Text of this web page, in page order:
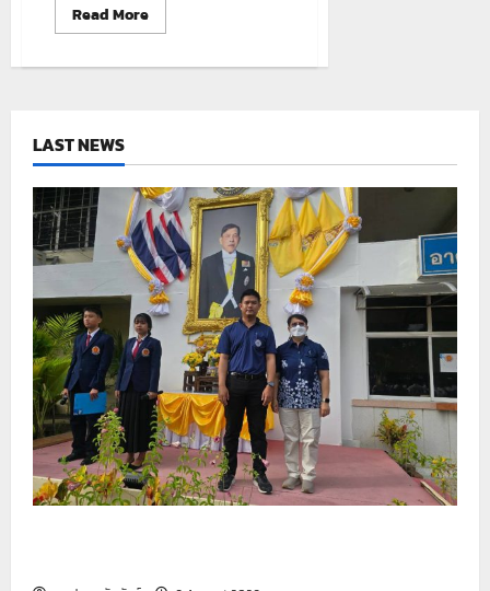
Read MoreRead
more
สอบ
LAST NEWS